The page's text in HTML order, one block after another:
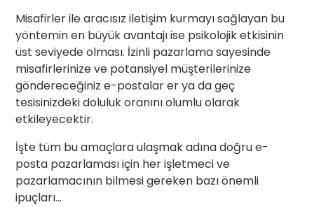
Misafirler ile aracısız iletişim kurmayı sağlayan bu
yöntemin en büyük avantajı ise psikolojik etkisinin
üst seviyede olması. İzinli pazarlama sayesinde
misafirlerinize ve potansiyel müşterilerinize
göndereceğiniz e-postalar er ya da geç
tesisinizdeki doluluk oranını olumlu olarak
etkileyecektir.
İşte tüm bu amaçlara ulaşmak adına doğru e-
posta pazarlaması için her işletmeci ve
pazarlamacının bilmesi gereken bazı önemli
ipuçları…